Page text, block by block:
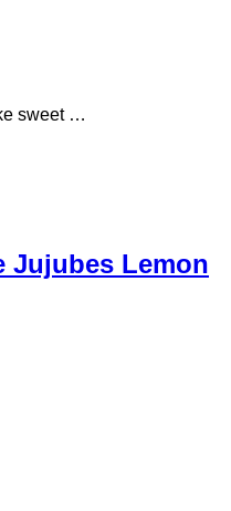
sweet …
Jujubes Lemon